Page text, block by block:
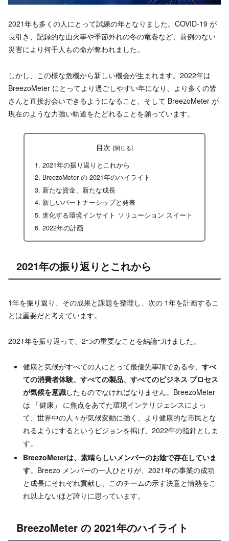
2021年も多くの人にとって試練の年となりました。COVID-19 が
長引き、記録的な山火事や季節外れの冬の竜巻など、前例のない
災害により何千人もの命が奪われました。
しかし、この様な危機から新しい機会が生まれます。2022年は
BreezoMeter にとってより過ごしやすい年になり、より多くの皆
さんと直接お会いできるようになること、そして BreezoMeter が
現在のような力強い軌道をたどれることを願っています。
目次
2021年の振り返りとこれから
BreezoMeter の 2021年のハイライト
新たな資金、新たな成長
新しいパートナーシップと発表
進化する環境インサイト ソリューション スイート
2022年の計画
2021年の振り返りとこれから
1年を振り返り、その成果と課題を整理し、次の 1年を計画するこ
とは重要だと考えています。
2021年を振り返って、2つの重要なことを結論づけました。
健康と気候がすべての人にとって最優先事項である今、 すべ
ての消費者体験、すべての製品、すべてのビジネス プロセス
が気候を意識したものでなければなりません。BreezoMeter
は 「健康」 に焦点をあてた環境インテリジェンスによっ
て、世界中の人々が気候変動に強く、より健康的な市民とな
れるようにするというビジョンを掲げ、2022年の指針としま
す。
BreezoMeterは、素晴らしいメンバーのお陰で存在していま
す。Breezo メンバーの一人ひとりが、2021年の事業の成功
と成長にそれぞれ貢献し、このチームの示す決意と情熱をこ
れ以上ないほど誇りに思っています。
BreezoMeter の 2021年のハイライト